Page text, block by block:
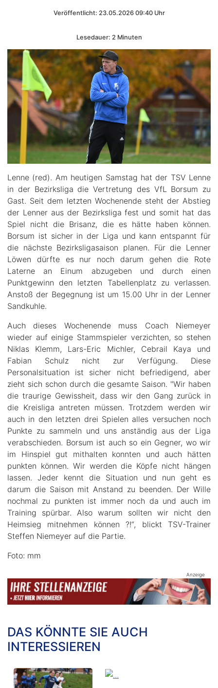
Veröffentlicht: 23.05.2026 09:40 Uhr
Lesedauer: 2 Minuten
Lenne (red). Am heutigen Samstag hat der TSV Lenne
in der Bezirksliga die Vertretung des VfL Borsum zu
Gast. Seit dem letzten Wochenende steht der Abstieg
der Lenner aus der Bezirksliga fest und somit hat das
Spiel nicht die Brisanz, die es hätte haben können.
Borsum ist sicher in der Liga und kann entspannt für
die nächste Bezirksligasaison planen. Für die Lenner
Löwen dürfte es nur noch darum gehen die Rote
Laterne an Einum abzugeben und durch einen
Punktgewinn den letzten Tabellenplatz zu verlassen.
Anstoß der Begegnung ist um 15.00 Uhr in der Lenner
Sandkuhle.
Auch dieses Wochenende muss Coach Niemeyer
wieder auf einige Stammspieler verzichten, so stehen
Niklas Klemm, Lars-Eric Michler, Cebrail Kaya und
Fabian Schulz nicht zur Verfügung. Diese
Personalsituation ist sicher nicht befriedigend, aber
zieht sich schon durch die gesamte Saison. "Wir haben
die traurige Gewissheit, dass wir den Gang zurück in
die Kreisliga antreten müssen. Trotzdem werden wir
auch in den letzten drei Spielen alles versuchen noch
Punkte zu sammeln und uns anständig aus der Liga
verabschieden. Borsum ist auch so ein Gegner, wo wir
im Hinspiel gut mithalten konnten und auch hätten
punkten können. Wir werden die Köpfe nicht hängen
lassen. Jeder kennt die Situation und nun geht es
darum die Saison mit Anstand zu beenden. Der Wille
nochmal zu punkten ist immer noch da und auch im
Training spürbar. Also warum sollten wir nicht den
Heimsieg mitnehmen können ?!“, blickt TSV-Trainer
Steffen Niemeyer auf die Partie.
Foto: mm
Anzeige
DAS KÖNNTE SIE AUCH
INTERESSIEREN